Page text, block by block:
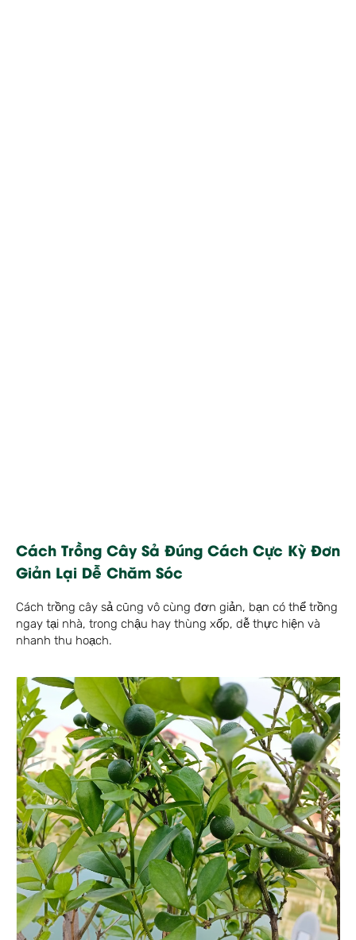
Cách Trồng Cây Sả Đúng Cách Cực Kỳ Đơn
Giản Lại Dễ Chăm Sóc
Cách trồng cây sả cũng vô cùng đơn giản, bạn có thể trồng
ngay tại nhà, trong chậu hay thùng xốp, dễ thực hiện và
nhanh thu hoạch.